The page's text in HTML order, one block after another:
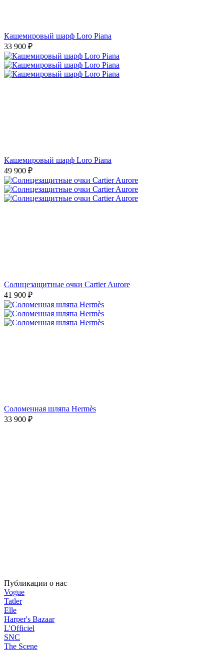
Кашемировый шарф Loro Piana
33 900 ₽
Кашемировый шарф Loro Piana
49 900 ₽
Солнцезащитные очки Cartier Aurore
41 900 ₽
Соломенная шляпа Hermès
33 900 ₽
Публикации о нас
Vogue
Tatler
Elle
Harper's Bazaar
L'Officiel
SNC
The Scene